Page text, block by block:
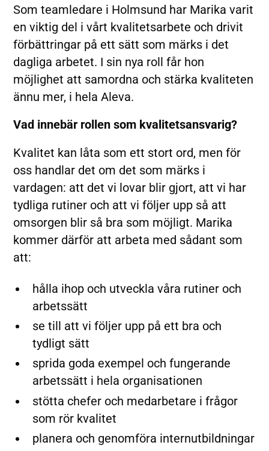
Som teamledare i Holmsund har Marika varit
en viktig del i vårt kvalitetsarbete och drivit
förbättringar på ett sätt som märks i det
dagliga arbetet. I sin nya roll får hon
möjlighet att samordna och stärka kvaliteten
ännu mer, i hela Aleva.
Vad innebär rollen som kvalitetsansvarig?
Kvalitet kan låta som ett stort ord, men för
oss handlar det om det som märks i
vardagen: att det vi lovar blir gjort, att vi har
tydliga rutiner och att vi följer upp så att
omsorgen blir så bra som möjligt. Marika
kommer därför att arbeta med sådant som
att:
hålla ihop och utveckla våra rutiner och
arbetssätt
se till att vi följer upp på ett bra och
tydligt sätt
sprida goda exempel och fungerande
arbetssätt i hela organisationen
stötta chefer och medarbetare i frågor
som rör kvalitet
planera och genomföra internutbildningar